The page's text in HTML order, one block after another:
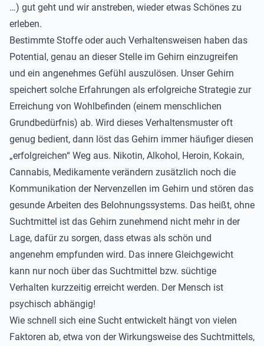
…) gut geht und wir anstreben, wieder etwas Schönes zu
erleben.
Bestimmte Stoffe oder auch Verhaltensweisen haben das
Potential, genau an dieser Stelle im Gehirn einzugreifen
und ein angenehmes Gefühl auszulösen. Unser Gehirn
speichert solche Erfahrungen als erfolgreiche Strategie zur
Erreichung von Wohlbefinden (einem menschlichen
Grundbedürfnis) ab. Wird dieses Verhaltensmuster oft
genug bedient, dann löst das Gehirn immer häufiger diesen
„erfolgreichen“ Weg aus. Nikotin, Alkohol, Heroin, Kokain,
Cannabis, Medikamente verändern zusätzlich noch die
Kommunikation der Nervenzellen im Gehirn und stören das
gesunde Arbeiten des Belohnungssystems. Das heißt, ohne
Suchtmittel ist das Gehirn zunehmend nicht mehr in der
Lage, dafür zu sorgen, dass etwas als schön und
angenehm empfunden wird. Das innere Gleichgewicht
kann nur noch über das Suchtmittel bzw. süchtige
Verhalten kurzzeitig erreicht werden. Der Mensch ist
psychisch abhängig!
Wie schnell sich eine Sucht entwickelt hängt von vielen
Faktoren ab, etwa von der Wirkungsweise des Suchtmittels,